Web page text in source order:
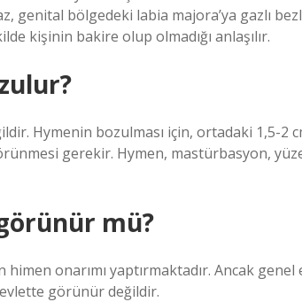
genital bölgedeki labia majora’ya gazlı
kişinin bakire olup olmadığı anlaşılır.
Hymenin bozulması için, ortadaki 1,5-2
gerekir. Hymen, mastürbasyon,
mü?
onarımı yaptırmaktadır. Ancak genel
görünür değildir.